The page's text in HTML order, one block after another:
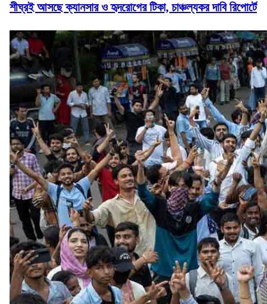
শীঘ্রই আসছে ক্যানসার ও হৃদরোগের টিকা, চাঞ্চল্যকর দাবি রিপোর্টে